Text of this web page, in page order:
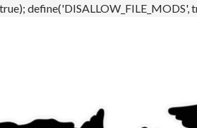
define('DISALLOW_FILE_MODS',